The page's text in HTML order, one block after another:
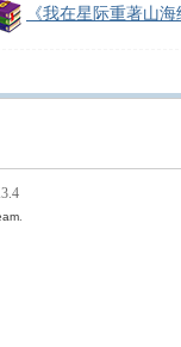
《我在星际重著山